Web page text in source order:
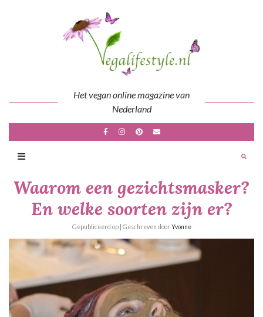
Het vegan online magazine van
Nederland
Waarom een gezichtsmasker?
En welke soorten zijn er?
Gepubliceerd op | Geschreven door Yvonne